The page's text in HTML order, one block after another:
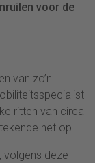
voor de
van zo’n
ritten van circa
tekende het op.
volgens deze